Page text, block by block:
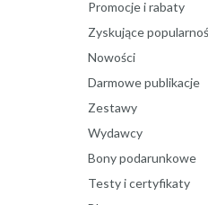
Promocje i rabaty
Zyskujące
Nowości
Darmowe publikacje
Zestawy
Wydawcy
Bony podarunkowe
Testy i certyfikaty